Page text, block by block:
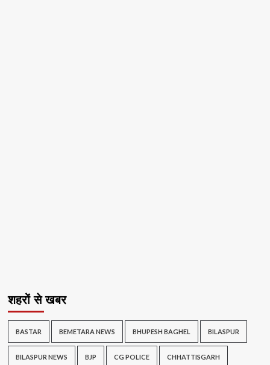
शहरों से खबर
BASTAR BEMETARA NEWS BHUPESH BAGHEL BILASPUR
BILASPUR NEWS BJP CG POLICE CHHATTISGARH